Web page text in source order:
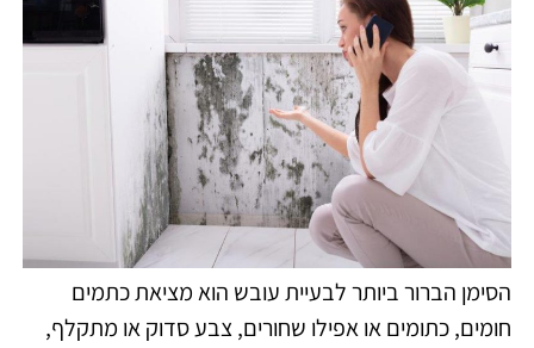
הסימן הברור ביותר לבעיית עובש הוא מציאת כתמים
חומים, כתומים או אפילו שחורים, צבע סדוק או מתקלף,